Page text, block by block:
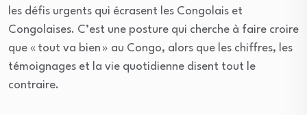
les défis urgents qui écrasent les Congolais et
Congolaises. C’est une posture qui cherche à faire croire
que « tout va bien » au Congo, alors que les chiffres, les
témoignages et la vie quotidienne disent tout le
contraire.